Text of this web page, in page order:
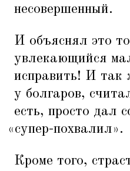
несовершенный.
И объяснял это
увлекающийся
исправить! И так
у болгаров,
есть, просто дал
«супер-похвалил».
Кроме того,